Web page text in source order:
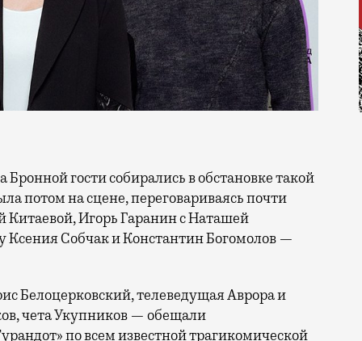
потом на сцене, переговариваясь почти
Игорь Гаранин с Наташей
Собчак и Константин Богомолов —
Белоцерковский, телеведущая Аврора и
чета Укупников — обещали
по всем известной трагикомической